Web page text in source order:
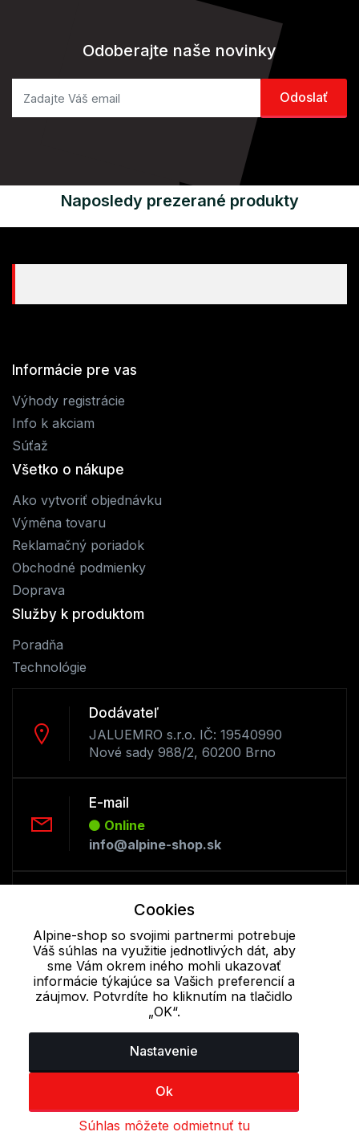
Odoberajte naše novinky
Naposledy prezerané produkty
Informácie pre vas
Výhody registrácie
Info k akciam
Súťaž
Všetko o nákupe
Ako vytvoriť objednávku
Výměna tovaru
Reklamačný poriadok
Obchodné podmienky
Doprava
Služby k produktom
Poradňa
Technológie
Dodávateľ
JALUEMRO s.r.o. IČ: 19540990
Nové sady 988/2, 60200 Brno
E-mail
Online
info@alpine-shop.sk
Offline
+421 277 270 053
Cookie - podrobné nastavenie| Ďalšie informácie|Spracovanie
osobných údajov
Cookies
Alpine-shop so svojimi partnermi potrebuje
Váš súhlas na využitie jednotlivých dát, aby
sme Vám okrem iného mohli ukazovať
informácie týkajúce sa Vašich preferencií a
záujmov. Potvrdíte ho kliknutím na tlačidlo
„OK“.
Nastavenie
Ok
Súhlas môžete odmietnuť tu